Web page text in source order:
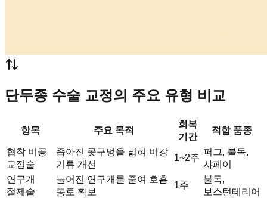
단두종 수술 교정의 주요 유형 비교
항목 주요 목적
회복
기간
적합 품종
협착 비공
교정술
좁아진 콧구멍을 넓혀 비강
기류 개선
1~2주
퍼그, 불독,
샤페이
연구개
절제술
늘어진 연구개를 줄여 호흡
통로 확보
1주
불독,
보스턴테리어